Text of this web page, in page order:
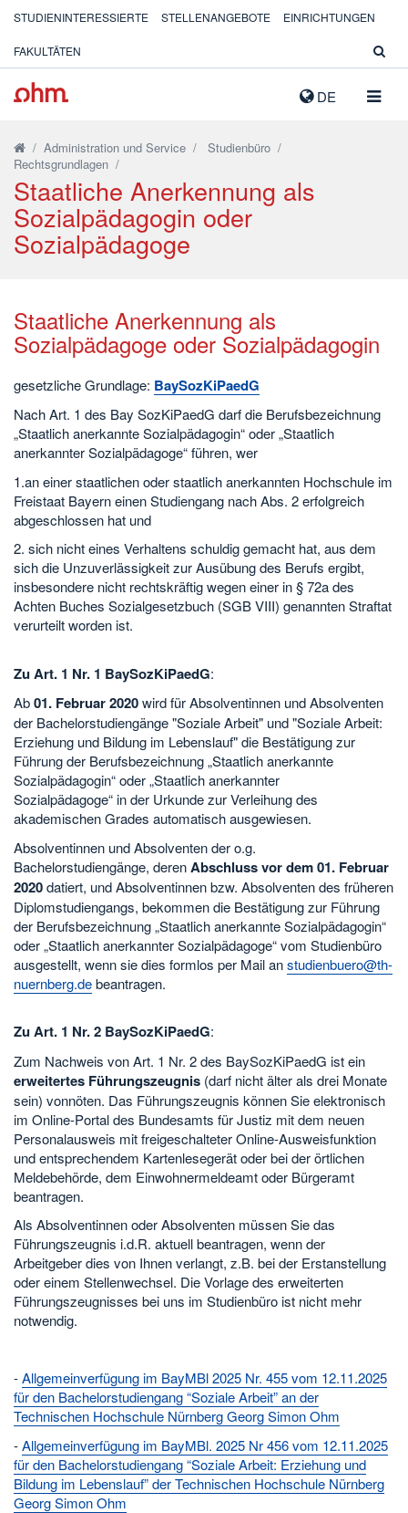
DE
STUDIENINTERESSIERTE STELLENANGEBOTE EINRICHTUNGEN
FAKULTÄTEN
/ Administration und Service / Studienbüro /
Rechtsgrundlagen /
Staatliche Anerkennung als
Sozialpädagogin oder
Sozialpädagoge
Staatliche Anerkennung als
Sozialpädagoge oder Sozialpädagogin
gesetzliche Grundlage: BaySozKiPaedG
Nach Art. 1 des Bay SozKiPaedG darf die Berufsbezeichnung
„Staatlich anerkannte Sozialpädagogin“ oder „Staatlich
anerkannter Sozialpädagoge“ führen, wer
1.an einer staatlichen oder staatlich anerkannten Hochschule im
Freistaat Bayern einen Studiengang nach Abs. 2 erfolgreich
abgeschlossen hat und
2. sich nicht eines Verhaltens schuldig gemacht hat, aus dem
sich die Unzuverlässigkeit zur Ausübung des Berufs ergibt,
insbesondere nicht rechtskräftig wegen einer in § 72a des
Achten Buches Sozialgesetzbuch (SGB VIII) genannten Straftat
verurteilt worden ist.
Zu Art. 1 Nr. 1 BaySozKiPaedG:
Ab01. Februar 2020wird für Absolventinnen und Absolventen
der Bachelorstudiengänge "Soziale Arbeit" und "Soziale Arbeit:
Erziehung und Bildung im Lebenslauf" die Bestätigung zur
Führung der Berufsbezeichnung „Staatlich anerkannte
Sozialpädagogin“ oder „Staatlich anerkannter
Sozialpädagoge“ in der Urkunde zur Verleihung des
akademischen Grades automatisch ausgewiesen.
Absolventinnen und Absolventen der o.g.
Bachelorstudiengänge, derenAbschluss vor dem 01. Februar
2020datiert, und Absolventinnen bzw. Absolventen des früheren
Diplomstudiengangs, bekommen die Bestätigung zur Führung
der Berufsbezeichnung „Staatlich anerkannte Sozialpädagogin“
oder „Staatlich anerkannter Sozialpädagoge“ vom Studienbüro
ausgestellt, wenn sie dies formlos per Mail anstudienbuero@th-
nuernberg.debeantragen.
Zu Art. 1 Nr. 2 BaySozKiPaedG:
Zum Nachweis von Art. 1 Nr. 2 des BaySozKiPaedG ist ein
erweitertes Führungszeugnis (darf nicht älter als drei Monate
sein) vonnöten. Das Führungszeugnis können Sie elektronisch
im Online-Portal des Bundesamts für Justiz mit dem neuen
Personalausweis mit freigeschalteter Online-Ausweisfunktion
und entsprechendem Kartenlesegerät oder bei der örtlichen
Meldebehörde, dem Einwohnermeldeamt oder Bürgeramt
beantragen.
Als Absolventinnen oder Absolventen müssen Sie das
Führungszeugnis i.d.R. aktuell beantragen, wenn der
Arbeitgeber dies von Ihnen verlangt, z.B. bei der Erstanstellung
oder einem Stellenwechsel. Die Vorlage des erweiterten
Führungszeugnisses bei uns im Studienbüro ist nicht mehr
notwendig.
-Allgemeinverfügung im BayMBl 2025 Nr. 455 vom 12.11.2025
für den Bachelorstudiengang “Soziale Arbeit” an der
Technischen Hochschule Nürnberg Georg Simon Ohm
-Allgemeinverfügung im BayMBl. 2025 Nr 456 vom 12.11.2025
für den Bachelorstudiengang “Soziale Arbeit: Erziehung und
Bildung im Lebenslauf” der Technischen Hochschule Nürnberg
Georg Simon Ohm